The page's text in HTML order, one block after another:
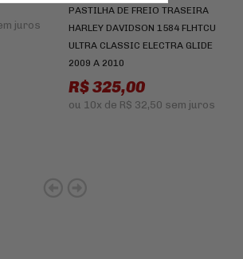
juros
PASTILHA DE FREIO TRASEIRA
HARLEY DAVIDSON 1584 FLHTCU
ULTRA CLASSIC ELECTRA GLIDE
2009 A 2010
R$ 325,00
ou 10x de R$ 32,50 sem juros